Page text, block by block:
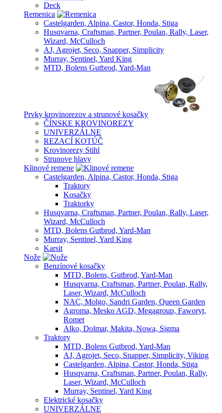
Deck
Remenica
Castelgarden, Alpina, Castor, Honda, Stiga
Husqvarna, Craftsman, Partner, Poulan, Rally, Laser,
Wizard, McCulloch
AJ, Agrojet, Seco, Snapper, Simplicity
Murray, Sentinel, Yard King
MTD, Bolens Gutbrod, Yard-Man
Prvky krovinorezov a strunové kosačky
ČÍNSKE KROVINOREZY
UNIVERZÁLNE
REZACÍ KOTÚČ
Krovinorezy Stihl
Strunove hlavy
Klinové remene
Castelgarden, Alpina, Castor, Honda, Stiga
Traktory
Kosačky
Traktorky
Husqvarna, Craftsman, Partner, Poulan, Rally, Laser,
Wizard, McCulloch
MTD, Bolens Gutbrod, Yard-Man
Murray, Sentinel, Yard King
Karsit
Nože
Benzínové kosačky
MTD, Bolens, Gutbrod, Yard-Man
Husqvarna, Craftsman, Partner, Poulan, Rally,
Laser, Wizard, McCulloch
NAC, Molgo, Sandri Garden, Queen Garden
Agroma, Mesko AGD, Megagroup, Faworyt,
Romet
Alko, Dolmar, Makita, Nowa, Sigma
Traktory
MTD, Bolens Gutbrod, Yard-Man
AJ, Agrojet, Seco, Snapper, Simplicity, Viking
Castelgarden, Alpina, Castor, Honda, Stiga
Husqvarna, Craftsman, Partner, Poulan, Rally,
Laser, Wizard, McCulloch
Murray, Sentinel, Yard King
Elektrické kosačky
UNIVERZÁLNE